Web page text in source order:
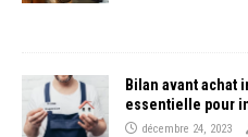
Bilan avant achat
essentielle pour
décembre 24, 2023